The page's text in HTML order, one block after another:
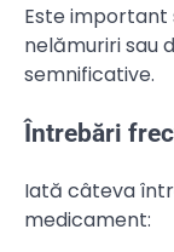
Este important
nelămuriri sau
semnificative.
Întrebări
Iată câteva
medicament: